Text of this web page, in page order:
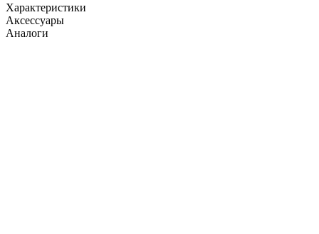
Характеристики
Аксессуары
Аналоги